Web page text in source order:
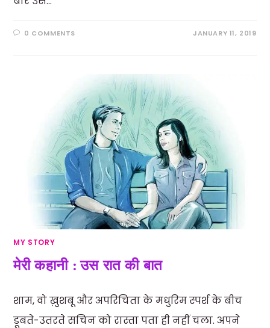
0 COMMENTS JANUARY 11, 2019
MY STORY
मेरी कहानी : उस रात की बात
शाम, वो ख़ुशबू और अपरिचिता के मधुरिम स्पर्श के बीच
डूबते-उतरते सचिन को रास्ता पता ही नहीं चला. अपने